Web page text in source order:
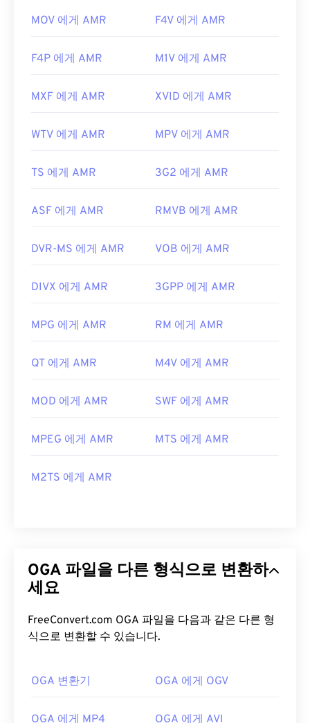
MOV 에게 AMR F4V 에게 AMR
F4P 에게 AMR M1V 에게 AMR
MXF 에게 AMR XVID 에게 AMR
WTV 에게 AMR MPV 에게 AMR
TS 에게 AMR 3G2 에게 AMR
ASF 에게 AMR RMVB 에게 AMR
DVR-MS 에게 AMR VOB 에게 AMR
DIVX 에게 AMR 3GPP 에게 AMR
MPG 에게 AMR RM 에게 AMR
QT 에게 AMR M4V 에게 AMR
MOD 에게 AMR SWF 에게 AMR
MPEG 에게 AMR MTS 에게 AMR
M2TS 에게 AMR
OGA 파일을 다른 형식으로 변환하
세요
FreeConvert.com OGA 파일을 다음과 같은 다른 형
식으로 변환할 수 있습니다.
OGA 변환기 OGA 에게 OGV
OGA 에게 MP4 OGA 에게 AVI